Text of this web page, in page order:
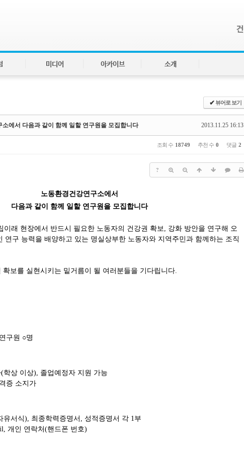
미디어 아카이브 소개
✔뷰어로 보기
2013.11.25 16:13
소에서 다음과 같이 함께 일할 연구원을 모집합니다
조회 수 18749 추천 수 0 댓글 2
?
노동환경건강연구소에서
다음과 같이 함께 일할 연구원을 모집합니다
이래 현장에서 반드시 필요한 노동자의 건강권 확보, 강화 방안을 연구해 오
연구 능력을 배양하고 있는 명실상부한 노동자와 지역주민과 함께하는 조직
확보를 실현시키는 밑거름이 될 여러분들을 기다립니다.
구원 ○명
학상 이상), 졸업예정자 지원 가능
증 소지가
유서식), 최종학력증명서, 성적증명서 각 1부
개인 연락처(핸드폰 번호)